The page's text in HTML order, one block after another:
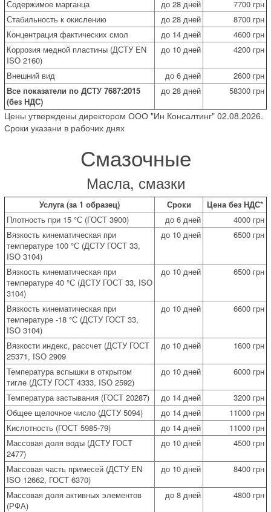
Содержимое марганца до 28 дней
7700 грн
Стабильность к окислению
до 28 дней
8700 грн
Концентрация фактических смол
до 14 дней
4600 грн
Коррозия медной пластины (ДСТУ EN
ISO 2160)
до 10 дней 4200 грн
Внешний вид до 6 дней
2600 грн
Все показатели по ДСТУ 7687:2015
(без НДС)
до 28 дней 58300 грн
Цены утверждены директором ООО "Ин Консалтинг" 02.08.2026.
Сроки указани в рабочих днях
Смазочные
Масла, смазки
Услуга (за 1 образец) Сроки
Цена без НДС*
Плотность при 15 °С (ГОСТ 3900)
до 6 дней
4000 грн
Вязкость кинематическая при
температуре 100 °С (ДСТУ ГОСТ 33,
ISO 3104)
до 10 дней 6500 грн
Вязкость кинематическая при
температуре 40 °С (ДСТУ ГОСТ 33, ISO
3104)
до 10 дней 6500 грн
Вязкость кинематическая при
температуре -18 °С (ДСТУ ГОСТ 33,
ISO 3104)
до 10 дней 6600 грн
Вязкости индекс, рассчет (ДСТУ ГОСТ
25371, ISO 2909
до 10 дней 1600 грн
Температура вспышки в открытом
тигле (ДСТУ ГОСТ 4333, ISO 2592)
до 10 дней 6000 грн
Температура застывания (ГОСТ 20287) до 14 дней
3200 грн
Общее щелочное число (ДСТУ 5094)
до 14 дней
11000 грн
Кислотность (ГОСТ 5985-79)
до 14 дней
11000 грн
Массовая доля воды (ДСТУ ГОСТ
2477)
до 10 дней 4500 грн
Массовая часть примесей (ДСТУ EN
ISO 12662, ГОСТ 6370)
до 10 дней 8400 грн
Массовая доля активных элементов
(РФА)
до 8 дней 4800 грн